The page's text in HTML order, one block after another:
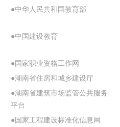
●中华人民共和国教育部
●中国建设教育
●国家职业资格工作网
●湖南省住房和城乡建设厅
●湖南省建筑市场监管公共服务
平台
●国家工程建设标准化信息网